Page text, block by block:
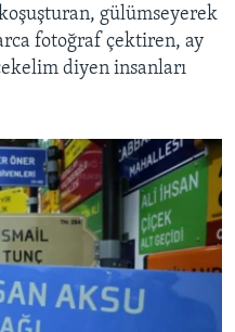
gülümseyerek
fotoğraf çektiren, ay
diyen insanları